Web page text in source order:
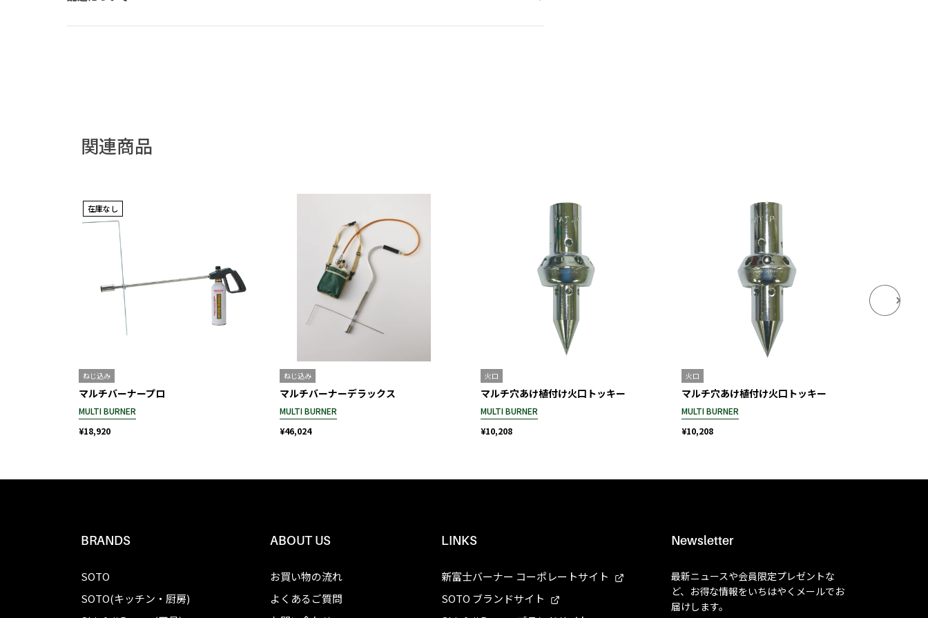
関連商品
在庫なし
ねじ込み
マルチバーナープロ
MULTI BURNER
¥18,920
ねじ込み
マルチバーナーデラックス
MULTI BURNER
¥46,024
火口
マルチ穴あけ植付け火口トッキー
MULTI BURNER
¥10,208
火口
マルチ穴あけ植付け火口トッキー
MULTI BURNER
¥10,208
BRANDS
SOTO
SOTO(キッチン・厨房)
ABOUT US
お買い物の流れ
よくあるご質問
LINKS
新富士バーナー コーポレートサイト
SOTO ブランドサイト
Newsletter
最新ニュースや会員限定プレゼントな
ど、お得な情報をいちはやくメールでお
届けします。